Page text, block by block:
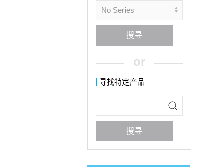
基础设施
网络通讯基础设施
能源基础设施
搜寻
or
寻找特定产品
搜寻